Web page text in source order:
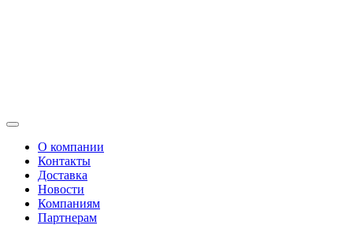
О компании
Контакты
Доставка
Новости
Компаниям
Партнерам